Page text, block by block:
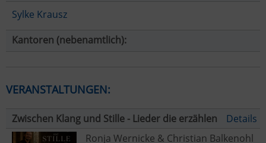
Sylke Krausz
Kantoren (nebenamtlich):
VERANSTALTUNGEN:
Zwischen Klang und Stille - Lieder die erzählen
Details
Ronja Wernicke & Christian Balkenohl